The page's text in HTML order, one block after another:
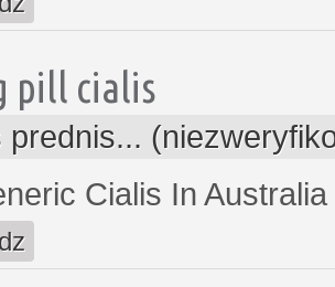
pill cialis
prednis...
Cialis In Australia